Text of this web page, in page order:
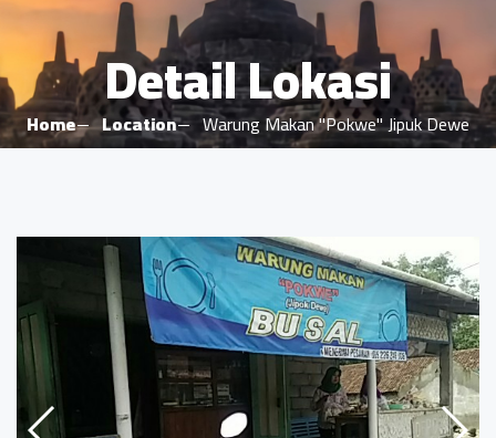
Detail Lokasi
Home Location Warung Makan "Pokwe" Jipuk Dewe